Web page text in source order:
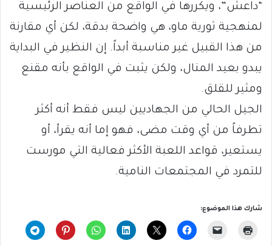
“داعش”، ويكررها في الواقع من العناصر الرئيسية
لمنهجية ثورية ماو، هي واضحة بدقة، لكن أي مقارنة
من هذا القبيل غير مناسبة أبداً. إن النظير في البداية
يبدو بعيد المنال، ولكن يثبت في الواقع بأنه مقنع
ومثير للقلق.
الجيل الحالي من الجهاديين ليس فقط أنه أكثر
تطرفاً من أي وقت مضى، فهو إما أنه يقرأ، أو
يستعير، قواعد اللعبة الأكثر فعالية التي مورست
للتمرد في المجتمعات النامية.
شارك هذا الموضوع: